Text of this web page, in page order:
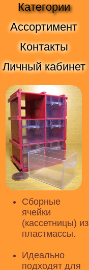
Категории
Ассортимент
Контакты
Личный кабинет
Сборные
ячейки
(кассетницы) из
пластмассы.
Идеально
подходят для